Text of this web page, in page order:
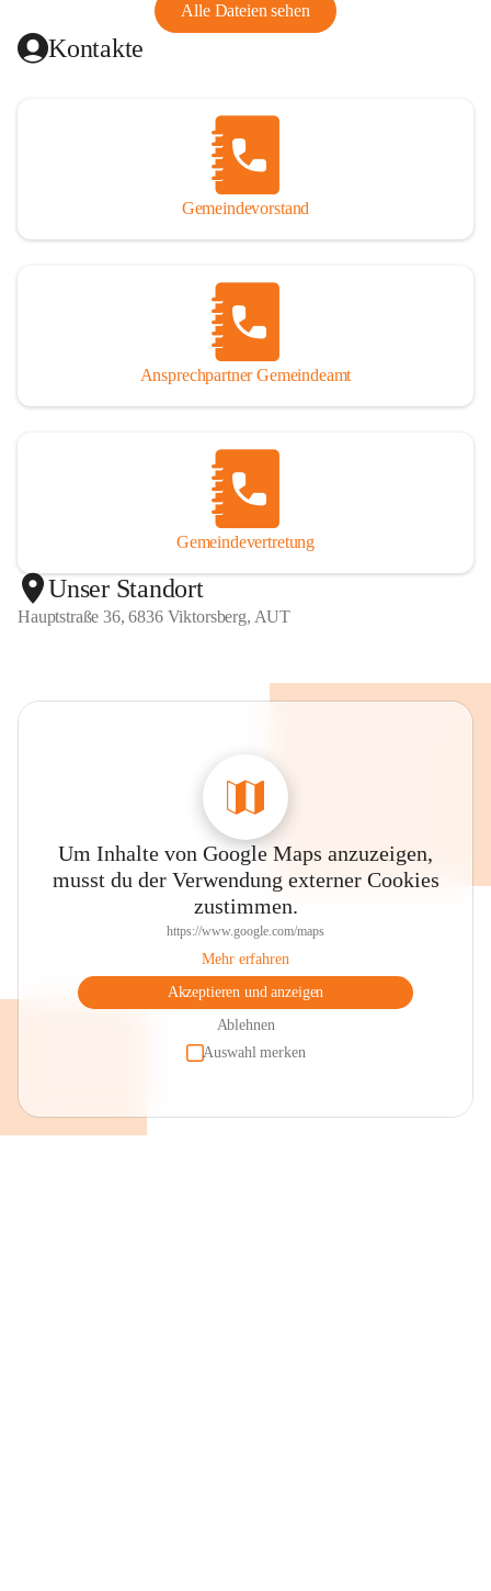
Alle Dateien sehen
Kontakte
Gemeindevorstand
Ansprechpartner Gemeindeamt
Gemeindevertretung
Unser Standort
Hauptstraße 36, 6836 Viktorsberg, AUT
Um Inhalte von Google Maps anzuzeigen,
musst du der Verwendung externer Cookies
zustimmen.
https://www.google.com/maps
Mehr erfahren
Akzeptieren und anzeigen
Ablehnen
Auswahl merken